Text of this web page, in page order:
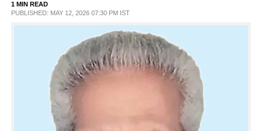
PHOTOS
SPIRITUAL
1 MIN READ
PUBLISHED: MAY 12, 2026 07:30 PM IST